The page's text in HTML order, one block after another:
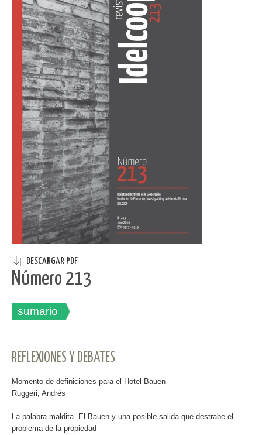
DESCARGAR PDF
Número 213
sumario
REFLEXIONES Y DEBATES
Momento de definiciones para el Hotel Bauen
Ruggeri, Andrés
La palabra maldita. El Bauen y una posible salida que destrabe el
problema de la propiedad